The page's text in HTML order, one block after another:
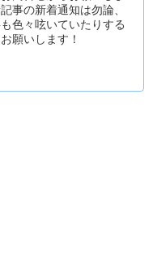
事の新着通知は勿論、
色々呟いていたりする
願いします！